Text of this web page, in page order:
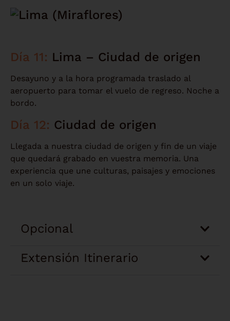
Día 11: Lima – Ciudad de origen
Desayuno y a la hora programada traslado al
aeropuerto para tomar el vuelo de regreso. Noche a
bordo.
Día 12: Ciudad de origen
Llegada a nuestra ciudad de origen y fin de un viaje
que quedará grabado en vuestra memoria. Una
experiencia que une culturas, paisajes y emociones
en un solo viaje.
Opcional
Extensión Itinerario